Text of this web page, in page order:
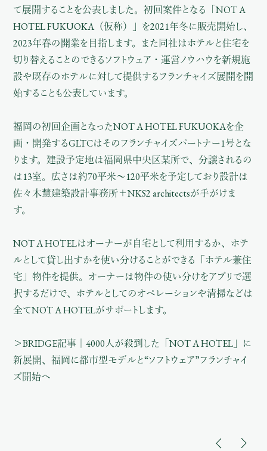
て展開することを公表しました。初回案件となる「NOT A
HOTEL FUKUOKA（仮称）」を2021年冬に販売開始し、
2023年春の開業を目指します。また同社はホテルと住宅を
切り替えることのできるソフトウェア・運営ノウハウを新規施
設や既存のホテルに対して提供するフランチャイズ展開を開
始することも公表しています。
福岡の初回企画となったNOT A HOTEL FUKUOKAを企
画・開発するGLTCはそのフランチャイズパートナー1号とな
ります。建設予定地は福岡県中央区某所で、分譲されるの
は13室。広さは約70平⽶〜120平⽶を予定しており設計は
佐々⽊慧建築設計事務所＋NKS2 architectsが手がけま
す。
NOT A HOTELはオーナーが自宅として利用するか、ホテ
ルとして貸し出すかを使い分けることができる「ホテル兼住
宅」物件を提供。オーナーは物件の使い分けをアプリで選
択するだけで、ホテルとしてのオペレーションや清掃などは
全てNOT A HOTELがサポートします。
＞BRIDGE記事｜4000人が殺到した「NOT A HOTEL」に
新展開、福岡に都市型モデルと“ソフトウェア”フランチャイ
ズ開始へ